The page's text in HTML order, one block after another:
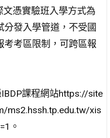
文憑實驗班入學方式為
分發入學管道，不受國
考考區限制，可跨區報
課程網站https://site
ms2.hssh.tp.edu.tw/xis
。